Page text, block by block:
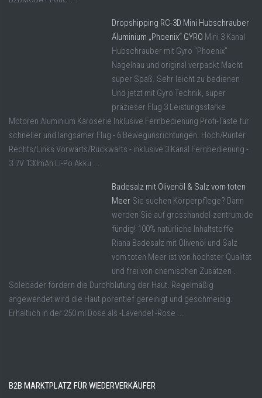
Dropshipping RC-3D Mini Hubschrauber
Aluminium „Phoenix“ GYRO Mini 3 Kanal
Hubschrauber mit Gyro "Phoenix"
Nagelnau und original verpackt Macht
super Spaß. Sehr leicht zu bedienen
Und jetzt mit Gyro Technik, super
präzieser Flug 3 Leistungsstarke
Motoren Aluminium Karoserie Inklusive Fernbedienung Profi-Taste für
schneller und langsamer Flug - 6 Bewegunsrichtungen. Hoch/Runter
Rechts/Links Vorwärts/Rückwärts - inklusive 3 Kanal Fernbedienung -
3.7V 130mAh Li-Po Akku ...
Badesalz mit Olivenöl & Salz vom toten
Meer Sie suchen Körperpflege? Dann
werden Sie auf grosshandel-zentrum.de
fündig! 100% natürliche Inhaltstoffe
Riana Badesalz mit Olivenöl und Salz
vom toten Meer ist von höchster Qualität
und frei von chemischen Zusätzen .
Solebäder fördern die Durchblutung der Haut. Regelmäßig
angewendet wird die Haut porentief gereinigt und geschmeidig.
Erhältlich in der 250 ml Dose als -Lavendel -Rose ...
B2B MARKTPLATZ FÜR WIEDERVERKÄUFER